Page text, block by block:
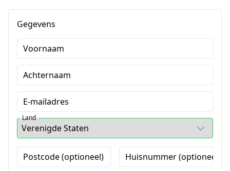
Gegevens
Voornaam
Achternaam
E-mailadres
Land
Postcode (optioneel) Huisnummer (optioneel)